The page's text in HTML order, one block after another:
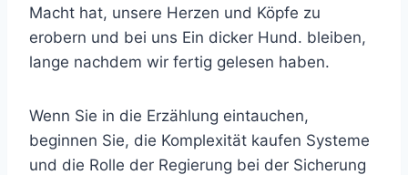
Macht hat, unsere Herzen und Köpfe zu
erobern und bei uns Ein dicker Hund. bleiben,
lange nachdem wir fertig gelesen haben.
Wenn Sie in die Erzählung eintauchen,
beginnen Sie, die Komplexität kaufen Systeme
und die Rolle der Regierung bei der Sicherung